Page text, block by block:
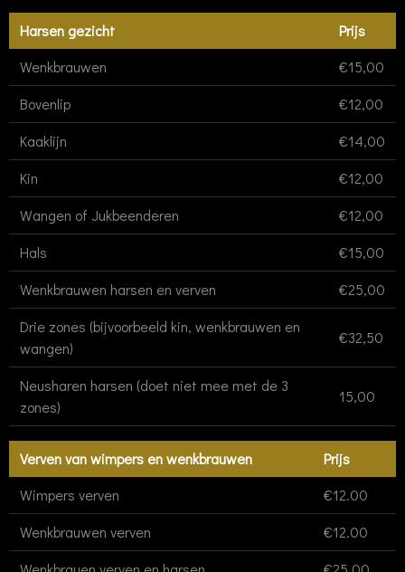
Harsen gezicht
Prijs
Wenkbrauwen
€15,00
Bovenlip
€12,00
Kaaklijn
€14,00
Kin
€12,00
Wangen of Jukbeenderen
€12,00
Hals
€15,00
Wenkbrauwen harsen en verven
€25,00
Drie zones (bijvoorbeeld kin, wenkbrauwen en
wangen)
€32,50
Neusharen harsen (doet niet mee met de 3
zones)
15,00
Verven van wimpers en wenkbrauwen
Prijs
Wimpers verven
€12.00
Wenkbrauwen verven
€12.00